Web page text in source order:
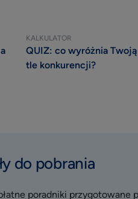
KALKULATOR
QUIZ: co wyróżnia
tle konkurencji?
do pobrania
poradniki przygotowane